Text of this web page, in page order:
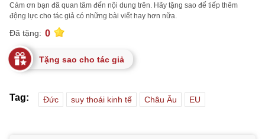
Cảm ơn bạn đã quan tâm đến nội dung trên. Hãy tặng sao để tiếp thêm
động lực cho tác giả có những bài viết hay hơn nữa.
Đã tặng: 0
Tặng sao cho tác giả
Tag: Đức suy thoái kinh tế Châu Âu EU